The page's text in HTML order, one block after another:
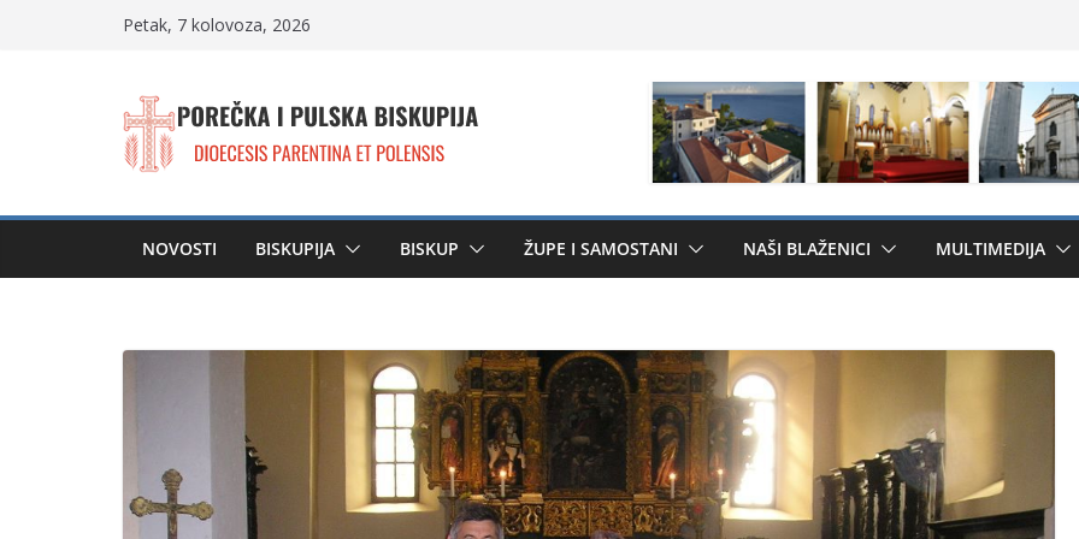
Petak, 7 kolovoza, 2026
NOVOSTI BISKUPIJA BISKUP ŽUPE I SAMOSTANI NAŠI BLAŽENICI MULTIMEDIJA